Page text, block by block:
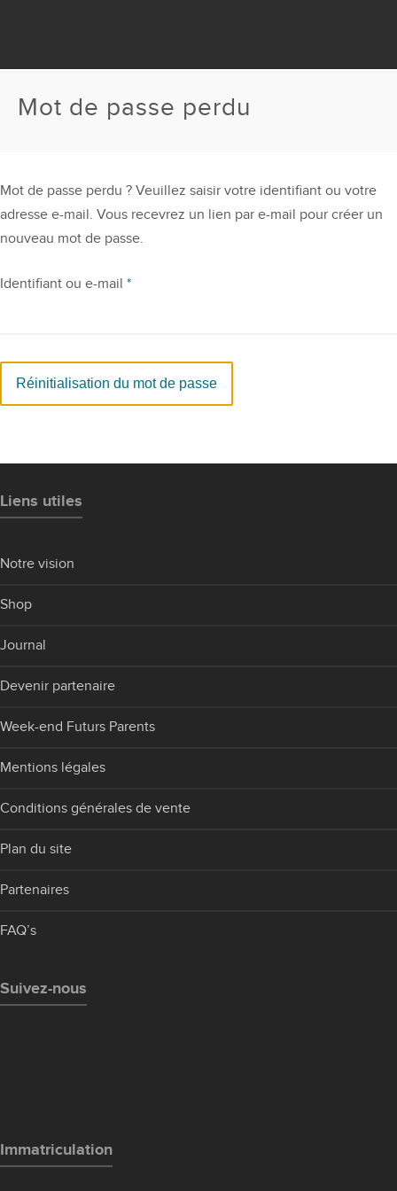
Mot de passe perdu
Mot de passe perdu ? Veuillez saisir votre identifiant ou votre
adresse e-mail. Vous recevrez un lien par e-mail pour créer un
nouveau mot de passe.
Identifiant ou e-mail *Obligatoire
Réinitialisation du mot de passe
Liens utiles
Notre vision
Shop
Journal
Devenir partenaire
Week-end Futurs Parents
Mentions légales
Conditions générales de vente
Plan du site
Partenaires
FAQ’s
Suivez-nous
Immatriculation